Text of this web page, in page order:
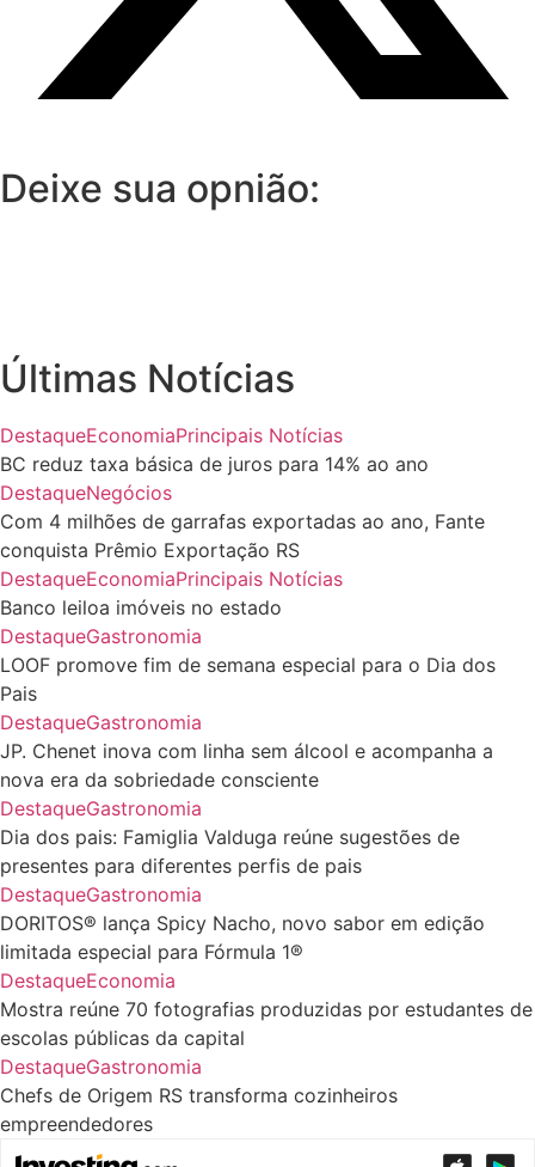
Deixe sua opnião:
Últimas Notícias
DestaqueEconomiaPrincipais Notícias
BC reduz taxa básica de juros para 14% ao ano
DestaqueNegócios
Com 4 milhões de garrafas exportadas ao ano, Fante
conquista Prêmio Exportação RS
DestaqueEconomiaPrincipais Notícias
Banco leiloa imóveis no estado
DestaqueGastronomia
LOOF promove fim de semana especial para o Dia dos
Pais
DestaqueGastronomia
JP. Chenet inova com linha sem álcool e acompanha a
nova era da sobriedade consciente
DestaqueGastronomia
Dia dos pais: Famiglia Valduga reúne sugestões de
presentes para diferentes perfis de pais
DestaqueGastronomia
DORITOS® lança Spicy Nacho, novo sabor em edição
limitada especial para Fórmula 1®
DestaqueEconomia
Mostra reúne 70 fotografias produzidas por estudantes de
escolas públicas da capital
DestaqueGastronomia
Chefs de Origem RS transforma cozinheiros
empreendedores